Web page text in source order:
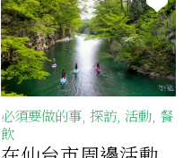
必須要做的事, 探訪, 活動, 餐
飲